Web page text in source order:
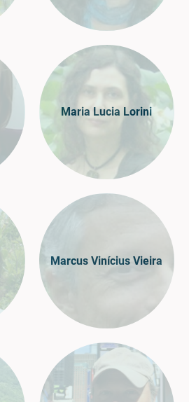
Maria Lucia Lorini
Marcus Vinícius Vieira